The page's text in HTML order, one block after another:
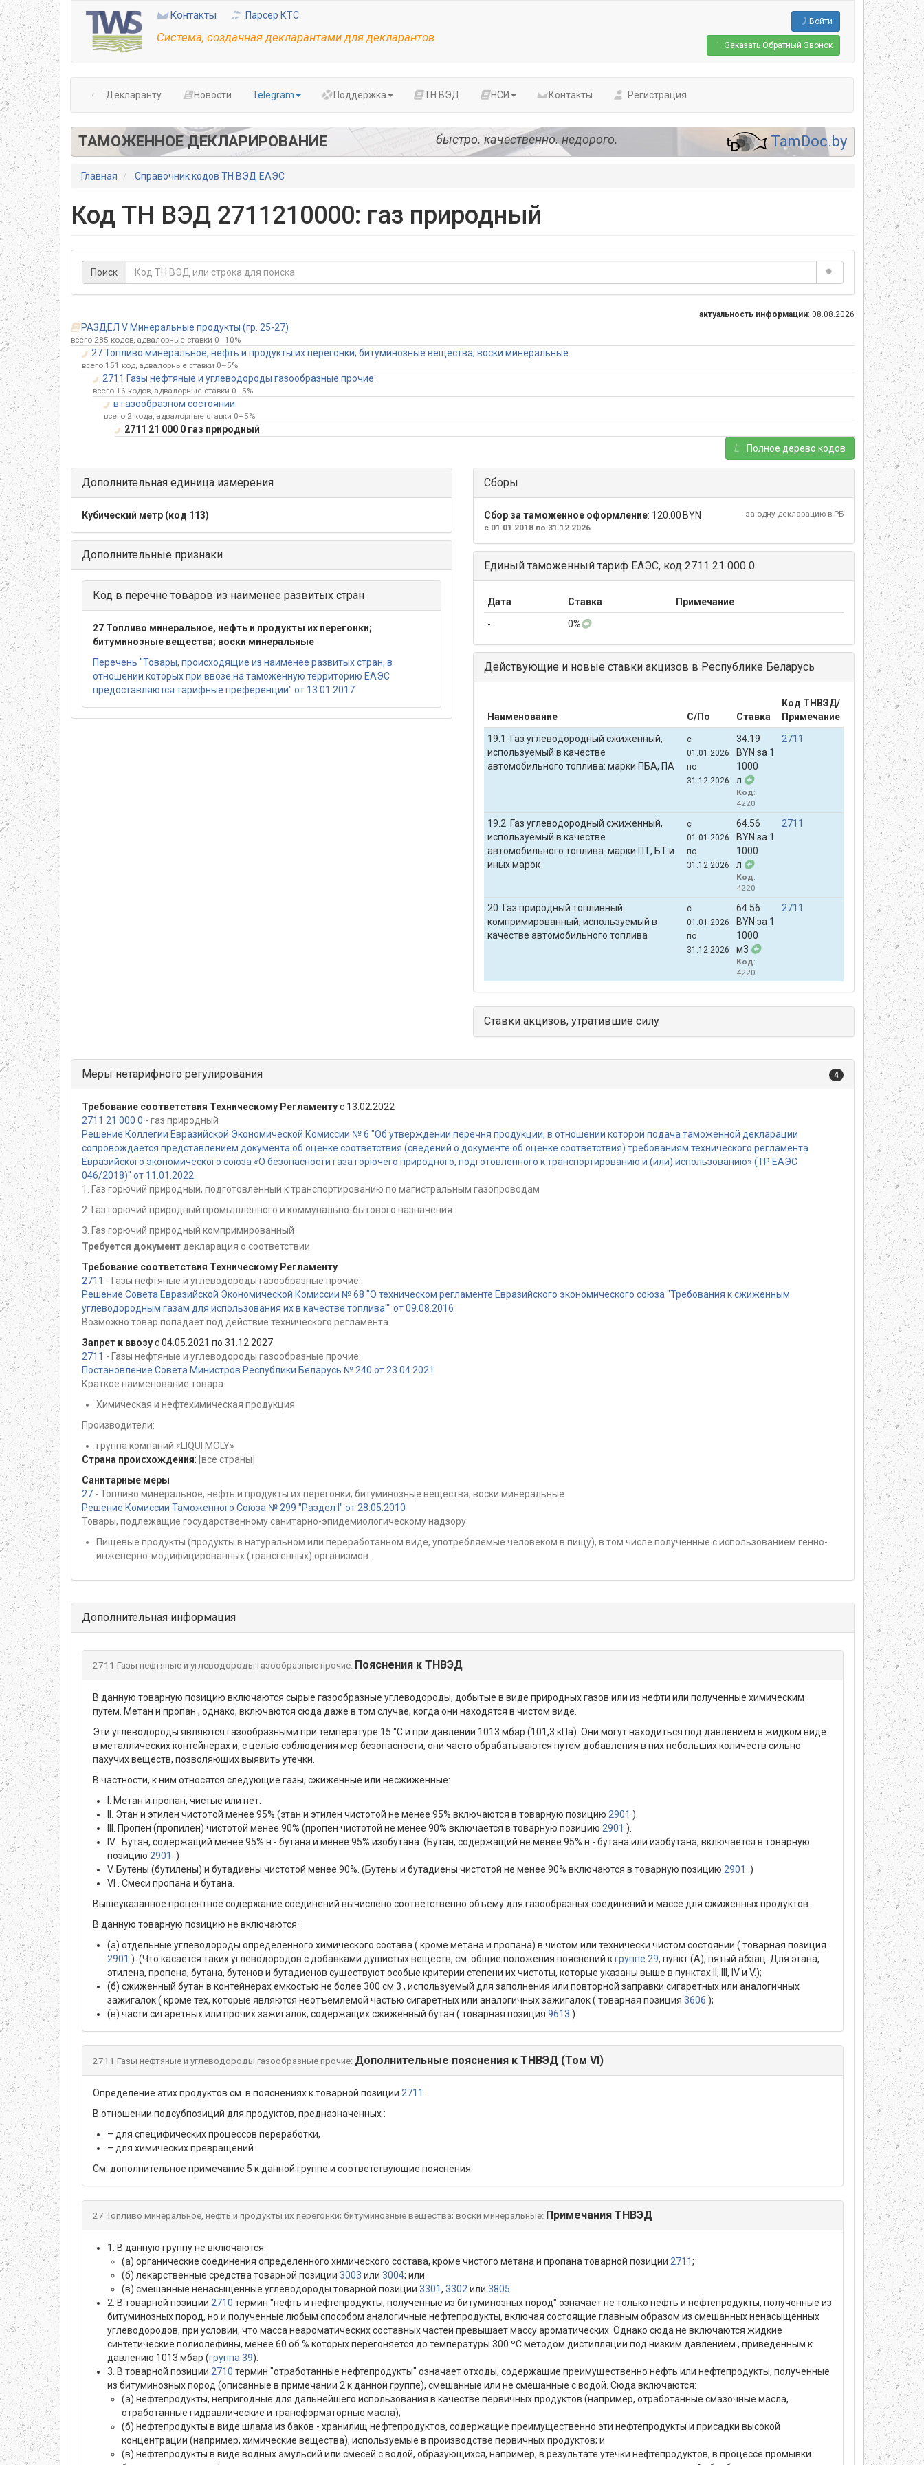
Перейти
к
основному
содержанию
Контакты Парсер КТС
Система, созданная декларантами для декларантов
Войти
Заказать Обратный Звонок
Декларанту Новости Telegram Поддержка ТН ВЭД НСИ Контакты Регистрация
ТАМОЖЕННОЕ ДЕКЛАРИРОВАНИЕ TamDoc.by
быстро. качественно. недорого.
Главная Справочник кодов ТН ВЭД ЕАЭС
Код ТН ВЭД 2711210000: газ природный
Поиск
актуальность информации: 08.08.2026
РАЗДЕЛ V Минеральные продукты (гр. 25-27)
всего 285 кодов, адвалорные ставки 0–10%
27 Топливо минеральное, нефть и продукты их перегонки; битуминозные вещества; воски минеральные
всего 151 код, адвалорные ставки 0–5%
2711 Газы нефтяные и углеводороды газообразные прочие:
всего 16 кодов, адвалорные ставки 0–5%
в газообразном состоянии:
всего 2 кода, адвалорные ставки 0–5%
2711 21 000 0 газ природный
Полное дерево кодов
Дополнительная единица измерения
Кубический метр (код 113)
Дополнительные признаки
Код в перечне товаров из наименее развитых стран
27 Топливо минеральное, нефть и продукты их перегонки;
битуминозные вещества; воски минеральные
Перечень "Товары, происходящие из наименее развитых стран, в
отношении которых при ввозе на таможенную территорию ЕАЭС
предоставляются тарифные преференции" от 13.01.2017
Сборы
Сбор за таможенное оформление: 120.00 BYN
за одну декларацию в РБ
с 01.01.2018 по 31.12.2026
Единый таможенный тариф ЕАЭС, код 2711 21 000 0
Дата Ставка
Примечание
-
0%
Действующие и новые ставки акцизов в Республике Беларусь
Наименование С/По Ставка
Код ТНВЭД/
Примечание
19.1. Газ углеводородный сжиженный,
используемый в качестве
автомобильного топлива: марки ПБА, ПА
с
01.01.2026
по
31.12.2026
34.19
BYN за 1
1000
л
Код:
4220
2711
19.2. Газ углеводородный сжиженный,
используемый в качестве
автомобильного топлива: марки ПТ, БТ и
иных марок
с
01.01.2026
по
31.12.2026
64.56
BYN за 1
1000
л
Код:
4220
2711
20. Газ природный топливный
компримированный, используемый в
качестве автомобильного топлива
с
01.01.2026
по
31.12.2026
64.56
BYN за 1
1000
м3
Код:
4220
2711
Ставки акцизов, утратившие силу
Меры нетарифного регулирования 4
Требование соответствия Техническому Регламентус 13.02.2022
2711 21 000 0 - газ природный
Решение Коллегии Евразийской Экономической Комиссии № 6 "Об утверждении перечня продукции, в отношении которой подача таможенной декларации
сопровождается представлением документа об оценке соответствия (сведений о документе об оценке соответствия) требованиям технического регламента
Евразийского экономического союза «О безопасности газа горючего природного, подготовленного к транспортированию и (или) использованию» (TP ЕАЭС
046/2018)" от 11.01.2022
1. Газ горючий природный, подготовленный к транспортированию по магистральным газопроводам
2. Газ горючий природный промышленного и коммунально-бытового назначения
3. Газ горючий природный компримированный
Требуется документ декларация о соответствии
Требование соответствия Техническому Регламенту
2711 - Газы нефтяные и углеводороды газообразные прочие:
Решение Совета Евразийской Экономической Комиссии № 68 "О техническом регламенте Евразийского экономического союза "Требования к сжиженным
углеводородным газам для использования их в качестве топлива"" от 09.08.2016
Возможно товар попадает под действие технического регламента
Запрет к ввозус 04.05.2021 по 31.12.2027
2711 - Газы нефтяные и углеводороды газообразные прочие:
Постановление Совета Министров Республики Беларусь № 240 от 23.04.2021
Краткое наименование товара:
Химическая и нефтехимическая продукция
Производители:
группа компаний «LIQUI MOLY»
Страна происхождения: [все страны]
Санитарные меры
27 - Топливо минеральное, нефть и продукты их перегонки; битуминозные вещества; воски минеральные
Решение Комиссии Таможенного Союза № 299 "Раздел I" от 28.05.2010
Товары, подлежащие государственному санитарно-эпидемиологическому надзору:
Пищевые продукты (продукты в натуральном или переработанном виде, употребляемые человеком в пищу), в том числе полученные с использованием генно-
инженерно-модифицированных (трансгенных) организмов.
Дополнительная информация
2711 Газы нефтяные и углеводороды газообразные прочие: Пояснения к ТНВЭД
В данную товарную позицию включаются сырые газообразные углеводороды, добытые в виде природных газов или из нефти или полученные химическим
путем. Метан и пропан , однако, включаются сюда даже в том случае, когда они находятся в чистом виде.
Эти углеводороды являются газообразными при температуре 15 °C и при давлении 1013 мбар (101,3 кПа). Они могут находиться под давлением в жидком виде
в металлических контейнерах и, с целью соблюдения мер безопасности, они часто обрабатываются путем добавления в них небольших количеств сильно
пахучих веществ, позволяющих выявить утечки.
В частности, к ним относятся следующие газы, сжиженные или несжиженные:
I. Метан и пропан, чистые или нет.
II. Этан и этилен чистотой менее 95% (этан и этилен чистотой не менее 95% включаются в товарную позицию 2901 ).
III. Пропен (пропилен) чистотой менее 90% (пропен чистотой не менее 90% включается в товарную позицию 2901 ).
IV . Бутан, содержащий менее 95% н - бутана и менее 95% изобутана. (Бутан, содержащий не менее 95% н - бутана или изобутана, включается в товарную
позицию 2901 .)
V. Бутены (бутилены) и бутадиены чистотой менее 90%. (Бутены и бутадиены чистотой не менее 90% включаются в товарную позицию 2901 .)
VI . Смеси пропана и бутана.
Вышеуказанное процентное содержание соединений вычислено соответственно объему для газообразных соединений и массе для сжиженных продуктов.
В данную товарную позицию не включаются :
(а) отдельные углеводороды определенного химического состава ( кроме метана и пропана) в чистом или технически чистом состоянии ( товарная позиция
2901 ). (Что касается таких углеводородов с добавками душистых веществ, см. общие положения пояснений кгруппе 29, пункт (А), пятый абзац. Для этана,
этилена, пропена, бутана, бутенов и бутадиенов существуют особые критерии степени их чистоты, которые указаны выше в пунктах II, III, IV и V.);
(б) сжиженный бутан в контейнерах емкостью не более 300 см 3 , используемый для заполнения или повторной заправки сигаретных или аналогичных
зажигалок ( кроме тех, которые являются неотъемлемой частью сигаретных или аналогичных зажигалок ( товарная позиция 3606 );
(в) части сигаретных или прочих зажигалок, содержащих сжиженный бутан ( товарная позиция 9613 ).
2711 Газы нефтяные и углеводороды газообразные прочие: Дополнительные пояснения к ТНВЭД (Том VI)
Определение этих продуктов см. в пояснениях к товарной позиции 2711
В отношении подсубпозиций для продуктов, предназначенных :
– для специфических процессов переработки,
– для химических превращений.
См. дополнительное примечание 5 к данной группе и соответствующие пояснения.
27 Топливо минеральное, нефть и продукты их перегонки; битуминозные вещества; воски минеральные: Примечания ТНВЭД
1. В данную группу не включаются:
(а) органические соединения определенного химического состава, кроме чистого метана и пропана товарной позиции 2711;
(б) лекарственные средства товарной позиции 3003 или 3004; или
(в) смешанные ненасыщенные углеводороды товарной позиции 3301, 3302 или 3805
2. В товарной позиции 2710 термин "нефть и нефтепродукты, полученные из битуминозных пород" означает не только нефть и нефтепродукты, полученные из
битуминозных пород, но и полученные любым способом аналогичные нефтепродукты, включая состоящие главным образом из смешанных ненасыщенных
углеводородов, при условии, что масса неароматических составных частей превышает массу ароматических. Однако сюда не включаются жидкие
синтетические полиолефины, менее 60 об.% которых перегоняется до температуры 300 ºС методом дистилляции под низким давлением , приведенным к
давлению 1013 мбар (группа 39).
3. В товарной позиции 2710 термин "отработанные нефтепродукты" означает отходы, содержащие преимущественно нефть или нефтепродукты, полученные
из битуминозных пород (описанные в примечании 2 к данной группе), смешанные или не смешанные с водой. Сюда включаются:
(а) нефтепродукты, непригодные для дальнейшего использования в качестве первичных продуктов (например, отработанные смазочные масла,
отработанные гидравлические и трансформаторные масла);
(б) нефтепродукты в виде шлама из баков - хранилищ нефтепродуктов, содержащие преимущественно эти нефтепродукты и присадки высокой
концентрации (например, химические вещества), используемые в производстве первичных продуктов; и
(в) нефтепродукты в виде водных эмульсий или смесей с водой, образующихся, например, в результате утечки нефтепродуктов, в процессе промывки